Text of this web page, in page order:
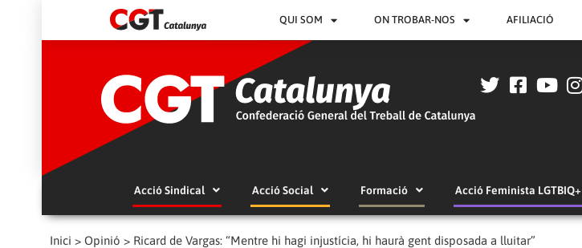
QUI SOM ON TROBAR-NOS AFILIACIÓ
Acció Sindical Acció Social Formació Acció Feminista LGTBIQ+
Inici > Opinió > Ricard de Vargas: “Mentre hi hagi injustícia, hi haurà gent disposada a lluitar”